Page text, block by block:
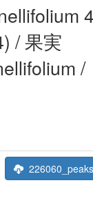
/ 果実
/